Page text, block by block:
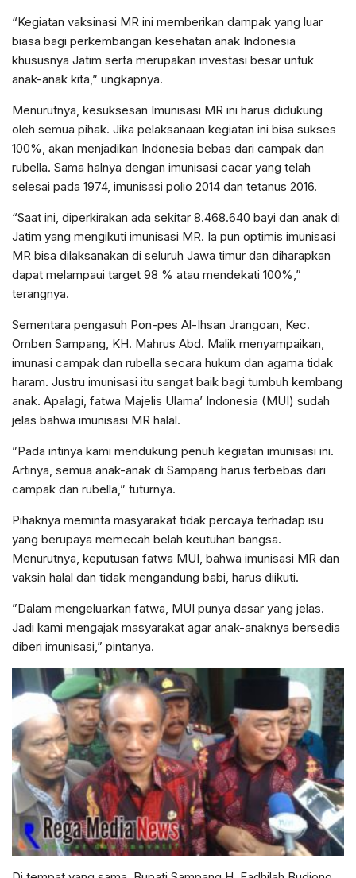
“Kegiatan vaksinasi MR ini memberikan dampak yang luar
biasa bagi perkembangan kesehatan anak Indonesia
khususnya Jatim serta merupakan investasi besar untuk
anak-anak kita,” ungkapnya.
Menurutnya, kesuksesan Imunisasi MR ini harus didukung
oleh semua pihak. Jika pelaksanaan kegiatan ini bisa sukses
100%, akan menjadikan Indonesia bebas dari campak dan
rubella. Sama halnya dengan imunisasi cacar yang telah
selesai pada 1974, imunisasi polio 2014 dan tetanus 2016.
“Saat ini, diperkirakan ada sekitar 8.468.640 bayi dan anak di
Jatim yang mengikuti imunisasi MR. Ia pun optimis imunisasi
MR bisa dilaksanakan di seluruh Jawa timur dan diharapkan
dapat melampaui target 98 % atau mendekati 100%,”
terangnya.
Sementara pengasuh Pon-pes Al-Ihsan Jrangoan, Kec.
Omben Sampang, KH. Mahrus Abd. Malik menyampaikan,
imunasi campak dan rubella secara hukum dan agama tidak
haram. Justru imunisasi itu sangat baik bagi tumbuh kembang
anak. Apalagi, fatwa Majelis Ulama’ Indonesia (MUI) sudah
jelas bahwa imunisasi MR halal.
”Pada intinya kami mendukung penuh kegiatan imunisasi ini.
Artinya, semua anak-anak di Sampang harus terbebas dari
campak dan rubella,” tuturnya.
Pihaknya meminta masyarakat tidak percaya terhadap isu
yang berupaya memecah belah keutuhan bangsa.
Menurutnya, keputusan fatwa MUI, bahwa imunisasi MR dan
vaksin halal dan tidak mengandung babi, harus diikuti.
”Dalam mengeluarkan fatwa, MUI punya dasar yang jelas.
Jadi kami mengajak masyarakat agar anak-anaknya bersedia
diberi imunisasi,” pintanya.